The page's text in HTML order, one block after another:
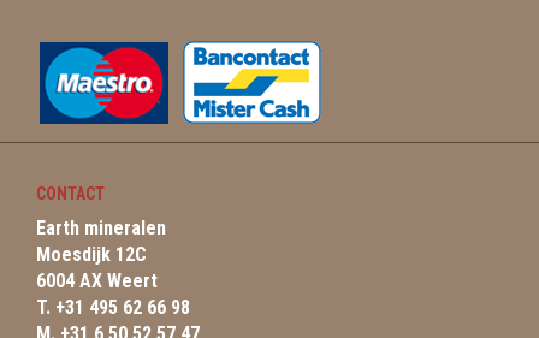
CONTACT
Earth mineralen
Moesdijk 12C
6004 AX Weert
T. +31 495 62 66 98